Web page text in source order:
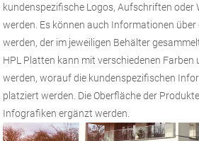
kundenspezifische Logos, Aufschriften oder
werden. Es können auch Informationen
werden, der im jeweiligen Behälter
HPL Platten kann mit verschiedenen
werden, worauf die kundenspezifischen
platziert werden. Die Oberfläche der
Infografiken ergänzt werden.